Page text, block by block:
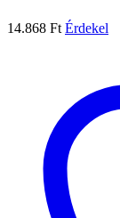
14.868 Ft Érdekel